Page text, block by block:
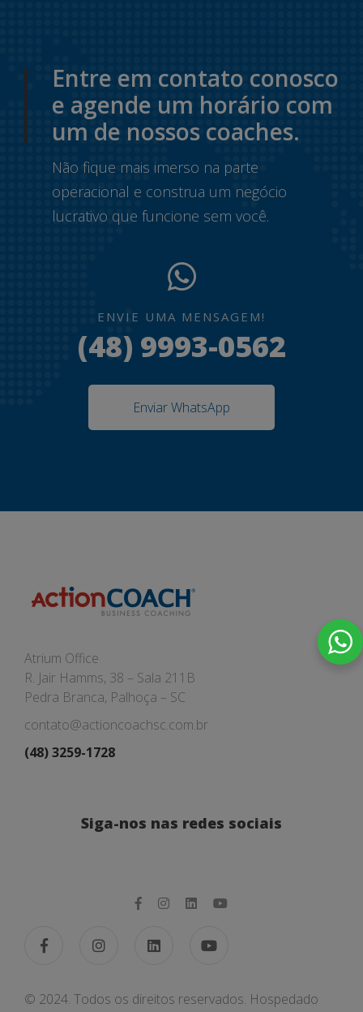
Entre em contato conosco
e agende um horário com
um de nossos coaches.
Não fique mais imerso na parte
operacional e construa um negócio
lucrativo que funcione sem você.
ENVIE UMA MENSAGEM!
(48) 9993-0562
Enviar WhatsApp
Atrium Office
R. Jair Hamms, 38 – Sala 211B
Pedra Branca, Palhoça – SC
contato@actioncoachsc.com.br
(48) 3259-1728
Siga-nos nas redes sociais
© 2024. Todos os direitos reservados. Hospedado